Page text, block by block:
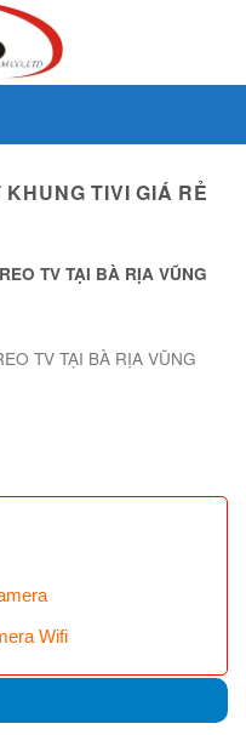
TIVI GIÁ RẺ
TV TẠI BÀ RỊA VŨNG
TV TẠI BÀ RỊA VŨNG
Wifi